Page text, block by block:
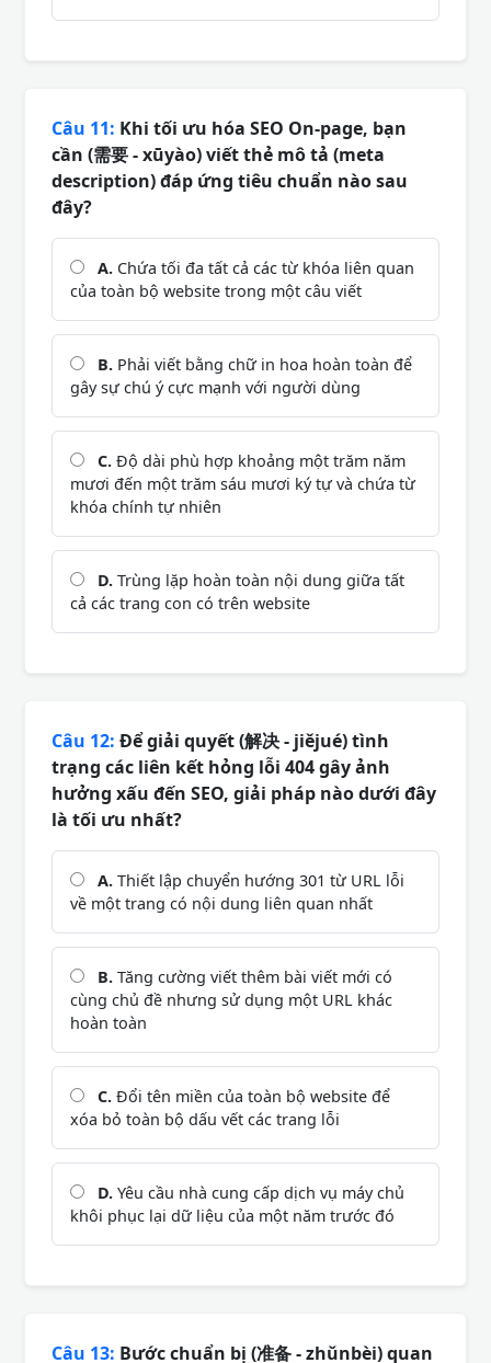
Câu 11: Khi tối ưu hóa SEO On-page, bạn
cần (需要 - xūyào) viết thẻ mô tả (meta
description) đáp ứng tiêu chuẩn nào sau
đây?
A. Chứa tối đa tất cả các từ khóa liên quan
của toàn bộ website trong một câu viết
B. Phải viết bằng chữ in hoa hoàn toàn để
gây sự chú ý cực mạnh với người dùng
C. Độ dài phù hợp khoảng một trăm năm
mươi đến một trăm sáu mươi ký tự và chứa từ
khóa chính tự nhiên
D. Trùng lặp hoàn toàn nội dung giữa tất
cả các trang con có trên website
Câu 12: Để giải quyết (解决 - jiějué) tình
trạng các liên kết hỏng lỗi 404 gây ảnh
hưởng xấu đến SEO, giải pháp nào dưới đây
là tối ưu nhất?
A. Thiết lập chuyển hướng 301 từ URL lỗi
về một trang có nội dung liên quan nhất
B. Tăng cường viết thêm bài viết mới có
cùng chủ đề nhưng sử dụng một URL khác
hoàn toàn
C. Đổi tên miền của toàn bộ website để
xóa bỏ toàn bộ dấu vết các trang lỗi
D. Yêu cầu nhà cung cấp dịch vụ máy chủ
khôi phục lại dữ liệu của một năm trước đó
Câu 13: Bước chuẩn bị (准备 - zhǔnbèi) quan